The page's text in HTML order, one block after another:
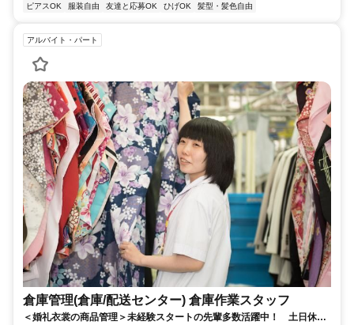
ピアスOK
服装自由 友達と応募OK ひげOK 髪型・髪色自由
アルバイト・パート
倉庫管理(倉庫/配送センター) 倉庫作業スタッフ
＜婚礼衣裳の商品管理＞未経験スタートの先輩多数活躍中！ 土日休